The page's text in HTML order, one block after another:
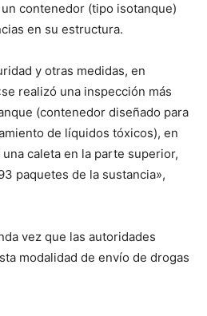
contenedor (tipo isotanque)
en su estructura.
y otras medidas, en
realizó una inspección más
(contenedor diseñado para
de líquidos tóxicos), en
caleta en la parte superior,
paquetes de la sustancia»,
vez que las autoridades
modalidad de envío de drogas